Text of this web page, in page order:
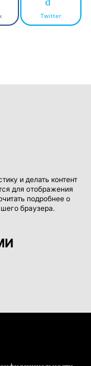
Twitter
и делать контент
для отображения
подробнее о
браузера.